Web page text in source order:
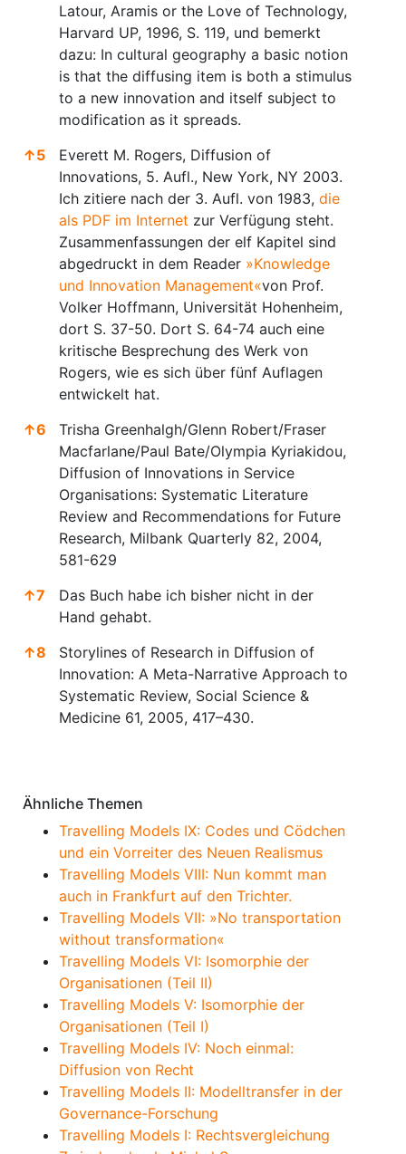
Latour, Aramis or the Love of Technology,
Harvard UP, 1996, S. 119, und bemerkt
dazu: In cultural geography a basic notion
is that the diffusing item is both a stimulus
to a new innovation and itself subject to
modification as it spreads.
↑5
Everett M. Rogers, Diffusion of
Innovations, 5. Aufl., New York, NY 2003.
Ich zitiere nach der 3. Aufl. von 1983, die
als PDF im Internet zur Verfügung steht.
Zusammenfassungen der elf Kapitel sind
abgedruckt in dem Reader »Knowledge
und Innovation Management«von Prof.
Volker Hoffmann, Universität Hohenheim,
dort S. 37-50. Dort S. 64-74 auch eine
kritische Besprechung des Werk von
Rogers, wie es sich über fünf Auflagen
entwickelt hat.
↑6
Trisha Greenhalgh/Glenn Robert/Fraser
Macfarlane/Paul Bate/Olympia Kyriakidou,
Diffusion of Innovations in Service
Organisations: Systematic Literature
Review and Recommendations for Future
Research, Milbank Quarterly 82, 2004,
581-629
↑7
Das Buch habe ich bisher nicht in der
Hand gehabt.
↑8
Storylines of Research in Diffusion of
Innovation: A Meta-Narrative Approach to
Systematic Review, Social Science &
Medicine 61, 2005, 417–430.
Ähnliche Themen
Travelling Models IX: Codes und Cödchen
und ein Vorreiter des Neuen Realismus
Travelling Models VIII: Nun kommt man
auch in Frankfurt auf den Trichter.
Travelling Models VII: »No transportation
without transformation«
Travelling Models VI: Isomorphie der
Organisationen (Teil II)
Travelling Models V: Isomorphie der
Organisationen (Teil I)
Travelling Models IV: Noch einmal:
Diffusion von Recht
Travelling Models II: Modelltransfer in der
Governance-Forschung
Travelling Models I: Rechtsvergleichung